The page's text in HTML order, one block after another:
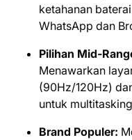
ketahanan
WhatsApp dan
Pilihan Mid-
Menawarkan
(90Hz/120Hz)
untuk
Brand Populer: